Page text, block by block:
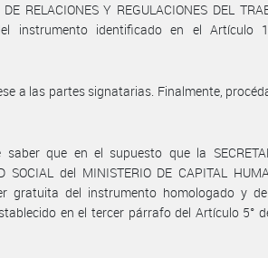
DE RELACIONES Y REGULACIONES DEL
instrumento identificado en el Artículo
a las partes signatarias. Finalmente,
saber que en el supuesto que la
SOCIAL del MINISTERIO DE CAPITAL
gratuita del instrumento homologado y
en el tercer párrafo del Artículo 5°